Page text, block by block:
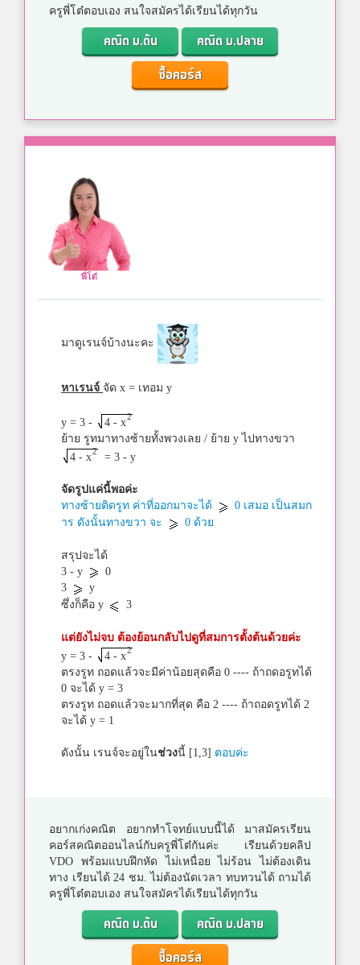
ครูพี่โต๋ตอบเอง สนใจสมัครได้เรียนได้ทุกวัน
คณิต ม.ต้น
คณิต ม.ปลาย
ซื้อคอร์ส
พี่โต๋
มาดูเรนจ์บ้างนะคะ
หาเรนจ์ จัด x = เทอม y
y = 3 - 4 - x2
ย้าย รูทมาทางซ้ายทั้งพวงเลย / ย้าย y ไปทางขวา
4 - x2 = 3 - y
จัดรูปแค่นี้พอค่ะ
ทางซ้ายติดรูท ค่าที่ออกมาจะได้
0 เสมอ เป็นสมก
าร ดังนั้นทางขวา จะ
0 ด้วย
สรุปจะได้
3 - y
0
3
y
ซึ่งก็คือ y
3
แต่ยังไม่จบ ต้องย้อนกลับไปดูที่สมการตั้งต้นด้วยค่ะ
y = 3 -
4 - x2
ตรงรูท ถอดแล้วจะมีค่าน้อยสุดคือ 0 ---- ถ้าถดอรูทได้
0 จะได้ y = 3
ตรงรูท ถอดแล้วจะมากที่สุด คือ 2 ---- ถ้าถอดรูทได้ 2
จะได้ y = 1
ดังนั้น เรนจ์จะอยู่ในช่วงนี้ [1,3] ตอบค่ะ
อยากเก่งคณิต อยากทำโจทย์แบบนี้ได้ มาสมัครเรียน
คอร์สคณิตออนไลน์กับครูพี่โต๋กันค่ะ เรียนด้วยคลิป
VDO พร้อมแบบฝึกหัด ไม่เหนื่อย ไม่ร้อน ไม่ต้องเดิน
ทาง เรียนได้ 24 ชม. ไม่ต้องนัดเวลา ทบทวนได้ ถามได้
ครูพี่โต๋ตอบเอง สนใจสมัครได้เรียนได้ทุกวัน
คณิต ม.ต้น
คณิต ม.ปลาย
ซื้อคอร์ส